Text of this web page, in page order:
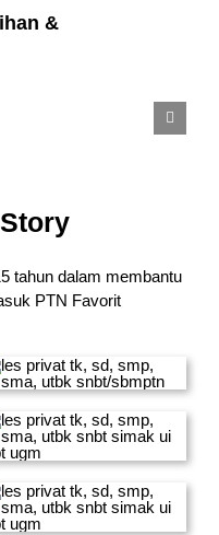
&
tahun dalam membantu
PTN Favorit